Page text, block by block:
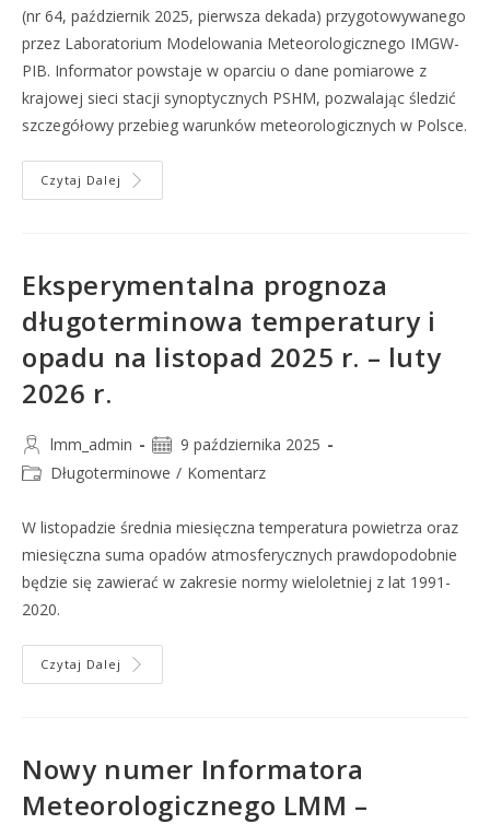
(nr 64, październik 2025, pierwsza dekada) przygotowywanego
przez Laboratorium Modelowania Meteorologicznego IMGW-
PIB. Informator powstaje w oparciu o dane pomiarowe z
krajowej sieci stacji synoptycznych PSHM, pozwalając śledzić
szczegółowy przebieg warunków meteorologicznych w Polsce.
Czytaj Dalej
Eksperymentalna prognoza
długoterminowa temperatury i
opadu na listopad 2025 r. – luty
2026 r.
lmm_admin
9 października 2025
Długoterminowe / Komentarz
W listopadzie średnia miesięczna temperatura powietrza oraz
miesięczna suma opadów atmosferycznych prawdopodobnie
będzie się zawierać w zakresie normy wieloletniej z lat 1991-
2020.
Czytaj Dalej
Nowy numer Informatora
Meteorologicznego LMM –